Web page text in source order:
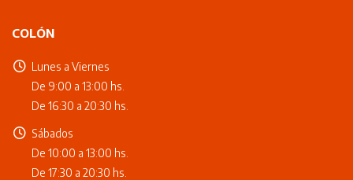
COLÓN
Lunes a Viernes
De 9:00 a 13:00 hs.
De 16:30 a 20:30 hs.
Sábados
De 10:00 a 13:00 hs.
De 17:30 a 20:30 hs.